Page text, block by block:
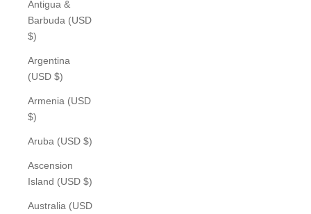
Antigua &
Barbuda (USD
$)
Argentina
(USD $)
Armenia (USD
$)
Aruba (USD $)
Ascension
Island (USD $)
Australia (USD